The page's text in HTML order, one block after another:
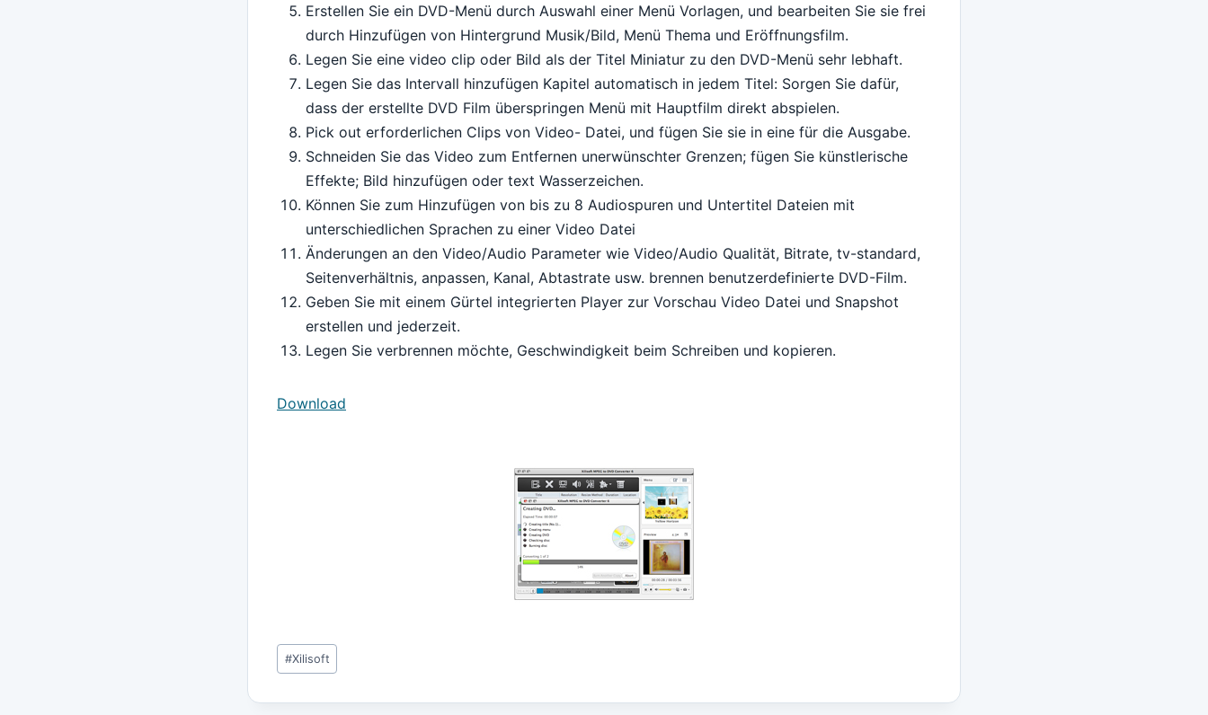
Erstellen Sie ein DVD-Menü durch Auswahl einer Menü Vorlagen, und bearbeiten Sie sie frei
durch Hinzufügen von Hintergrund Musik/Bild, Menü Thema und Eröffnungsfilm.
Legen Sie eine video clip oder Bild als der Titel Miniatur zu den DVD-Menü sehr lebhaft.
Legen Sie das Intervall hinzufügen Kapitel automatisch in jedem Titel: Sorgen Sie dafür,
dass der erstellte DVD Film überspringen Menü mit Hauptfilm direkt abspielen.
Pick out erforderlichen Clips von Video- Datei, und fügen Sie sie in eine für die Ausgabe.
Schneiden Sie das Video zum Entfernen unerwünschter Grenzen; fügen Sie künstlerische
Effekte; Bild hinzufügen oder text Wasserzeichen.
Können Sie zum Hinzufügen von bis zu 8 Audiospuren und Untertitel Dateien mit
unterschiedlichen Sprachen zu einer Video Datei
Änderungen an den Video/Audio Parameter wie Video/Audio Qualität, Bitrate, tv-standard,
Seitenverhältnis, anpassen, Kanal, Abtastrate usw. brennen benutzerdefinierte DVD-Film.
Geben Sie mit einem Gürtel integrierten Player zur Vorschau Video Datei und Snapshot
erstellen und jederzeit.
Legen Sie verbrennen möchte, Geschwindigkeit beim Schreiben und kopieren.
Download
Schlagworte:
#Xilisoft